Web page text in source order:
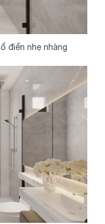
điển nhẹ nhàng